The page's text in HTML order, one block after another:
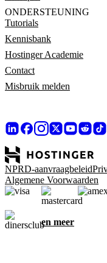
ONDERSTEUNING
Tutorials
Kennisbank
Hostinger Academie
Contact
Misbruik melden
NPRD-aanvraagbeleid
Algemene Voorwaarden
en meer